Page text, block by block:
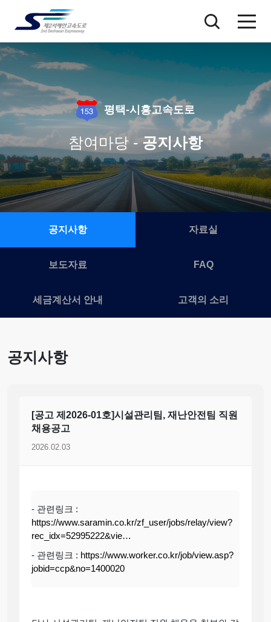
평택-시흥고속도로
참여마당 -공지사항
공지사항 자료실
보도자료 FAQ
세금계산서 안내 고객의 소리
공지사항
[공고 제2026-01호]시설관리팀, 재난안전팀 직원
채용공고
2026.02.03
- 관련링크 :
https://www.saramin.co.kr/zf_user/jobs/relay/view?
rec_idx=52995222&vie…
- 관련링크 : https://www.worker.co.kr/job/view.asp?
jobid=ccp&no=1400020